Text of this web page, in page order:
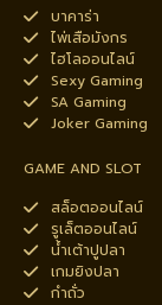
บาคาร่า
ไพ่เสือมังกร
ไฮโลออนไลน์
Sexy Gaming
SA Gaming
Joker Gaming
GAME AND SLOT
สล็อตออนไลน์
รูเล็ตออนไลน์
น้ำเต้าปูปลา
เกมยิงปลา
กำถั่ว